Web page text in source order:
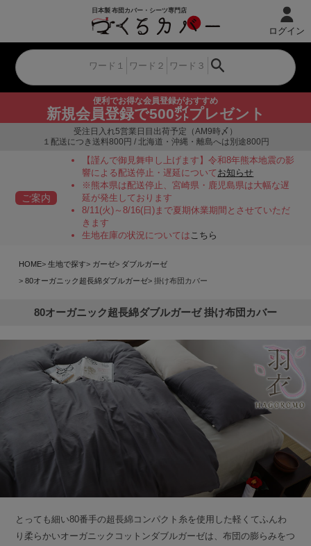
便利でお得な会員登録がおすすめ
新規会員登録で500㌽プレゼント
ログイン
受注日入れ5営業日目出荷予定（AM9時〆）
１配送につき送料800円 / 北海道・沖縄・離島へは別途800円
ご案内
【謹んで御見舞申し上げます】令和8年熊本地震の影
響による配送停止・遅延についてお知らせ
※熊本県は配送停止、宮崎県・鹿児島県は大幅な遅
延が発生しております
8/11(火)～8/16(日)まで夏期休業期間とさせていただ
きます
生地在庫の状況についてはこちら
HOME 生地で探す ガーゼ
ダブルガーゼ
80オーガニック超長綿ダブルガーゼ
掛け布団カバー
80オーガニック超長綿ダブルガーゼ 掛け布団カバー
とっても細い80番手の超長綿コンパクト糸を使用した軽くてふんわ
り柔らかいオーガニックコットンダブルガーゼは、布団の膨らみをつ